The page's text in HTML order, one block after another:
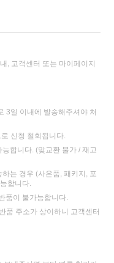
, 고객센터 또는 마이페이지
3일 이내에 발송해주셔야 처
신청 철회됩니다.
합니다. (맞교환 불가 / 재고
는 경우 (사은품, 패키지, 포
합니다.
품이 불가능합니다.
품 주소가 상이하니 고객센터